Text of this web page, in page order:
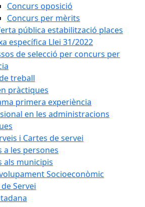
Concurs oposició
Concurs per mèrits
pública estabilització places
específica Llei 31/2022
de selecció per concurs per
treball
pràctiques
primera experiència
en les administracions
i Cartes de servei
a les persones
als municipis
Socioeconòmic
Servei